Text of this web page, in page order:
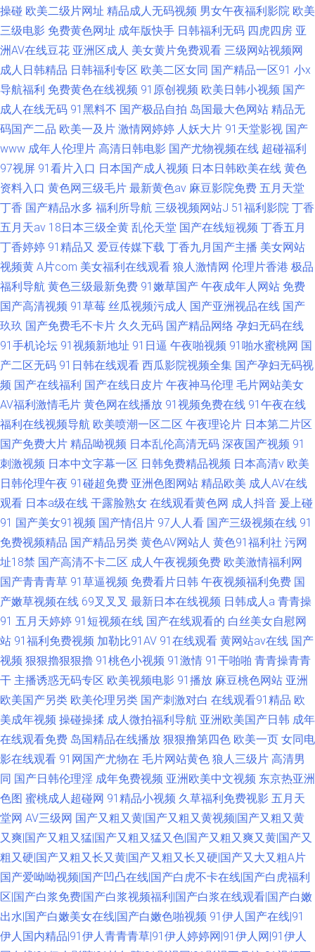
操碰 欧美二级片网址 精品成人无码视频 男女午夜福利影院 欧美
三级电影 免费黄色网址 成年版快手 日韩福利无码 四虎四房 亚
洲AV在线豆花 亚洲区成人 美女黄片免费观看 三级网站视频网
成人日韩精品 日韩福利专区 欧美二区女同 国产精品一区91 小x
导航福利 免费黄色在线视频 91原创视频 欧美日韩小视频 国产
成人在线无码 91黑料不 国产极品自拍 岛国最大色网站 精品无
码国产二品 欧美一及片 激情网婷婷 人妖大片 91天堂影视 国产
www 成年人伦理片 高清日韩电影 国产尤物视频在线 超碰福利
97视屏 91看片入口 日本国产成人视频 日本日韩欧美在线 黄色
资料入口 黄色网三级毛片 最新黄色av 麻豆影院免费 五月天堂
丁香 国产精品水多 福利所导航 三级视频网站J 51福利影院 丁香
五月天av 18日本三级全黄 乱伦天堂 国产在线短视频 丁香五月
丁香婷婷 91精品又 爱豆传媒下载 丁香九月国产主播 美女网站
视频黄 A片com 美女福利在线观看 狼人激情网 伦理片香港 极品
福利导航 黄色三级最新免费 91嫩草国产 午夜成年人网站 免费
国产高清视频 91草莓 丝瓜视频污成人 国产亚洲视品在线 国产
玖玖 国产免费毛不卡片 久久无码 国产精品网络 孕妇无码在线
91手机论坛 91视频新地址 91日逼 午夜啪视频 91啪水蜜桃网 国
产二区无码 91日韩在线观看 西瓜影院视频全集 国产孕妇无码视
频 国产在线福利 国产在线日皮片 午夜神马伦理 毛片网站美女
AV福利激情毛片 黄色网在线播放 91视频免费在线 91午夜在线
福利在线视频导航 欧美喷潮一区二区 午夜理论片 日本第二片区
国产免费大片 精品呦视频 日本乱伦高清无码 深夜国产视频 91
刺激视频 日本中文字幕一区 日韩免费精品视频 日本高清v 欧美
日韩伦理午夜 91碰超免费 亚洲色图网站 精品欧美 成人AV在线
观看 日本a级在线 干露脸熟女 在线观看黄色网 成人抖音 爰上碰
91 国产美女91视频 国产情侣片 97人人看 国产三级视频在线 91
免费视频精品 国产精品另类 黄色AV网站人 黄色91福利社 污网
址18禁 国产高清不卡二区 成人午夜视频免费 欧美激情福利网
国产青青青草 91草逼视频 免费看片日韩 午夜视频福利免费 国
产嫩草视频在线 69叉叉叉 最新日本在线视频 日韩成人a 青青操
91 五月天婷婷 91短视频在线 国产在线观看的 白丝美女自慰网
站 91福利免费视频 加勒比91AV 91在线观看 黄网站av在线 国产
视频 狠狠擼狠狠擼 91桃色小视频 91激情 91干啪啪 青青操青青
干 主播诱惑无码专区 欧美视频电影 91播放 麻豆桃色网站 亚洲
欧美国产另类 欧美伦理另类 国产刺激对白 在线观看91精品 欧
美成年视频 操碰操揉 成人微拍福利导航 亚洲欧美国产日韩 成年
在线观看免费 岛国精品在线播放 狠狠撸第四色 欧美一页 女同电
影在线观看 91网国产尤物在 毛片网站黄色 狼人三级片 高清男
同 国产日韩伦理淫 成年免费视频 亚洲欧美中文视频 东京热亚洲
色图 蜜桃成人超碰网 91精品小视频 久草福利免费视影 五月天
堂网 AV三级网 国产又粗又黄|国产又粗又黄视频|国产又粗又黄
又爽|国产又粗又猛|国产又粗又猛又色|国产又粗又爽又黄|国产又
粗又硬|国产又粗又长又黄|国产又粗又长又硬|国产又大又粗A片
国产爱呦呦视频|国产凹凸在线|国产白虎不卡在线|国产白虎福利
区|国产白浆免费|国产白浆视频福利|国产白浆在线观看|国产白嫩
出水|国产白嫩美女在线|国产白嫩色啪视频 91伊人国产在线|91
伊人国内精品|91伊人青青青草|91伊人婷婷网|91伊人网|91伊人